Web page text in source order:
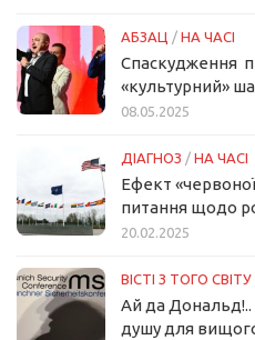
АБЗАЦ / НА ЧАСІ
Спаскудження
«культурний»
08.05.2025
ДІАГНОЗ / НА ЧАСІ
Ефект
питання щодо
20.02.2025
ВІСТІ З ТОГО СВІТУ
Ай да Дональд!..
душу для